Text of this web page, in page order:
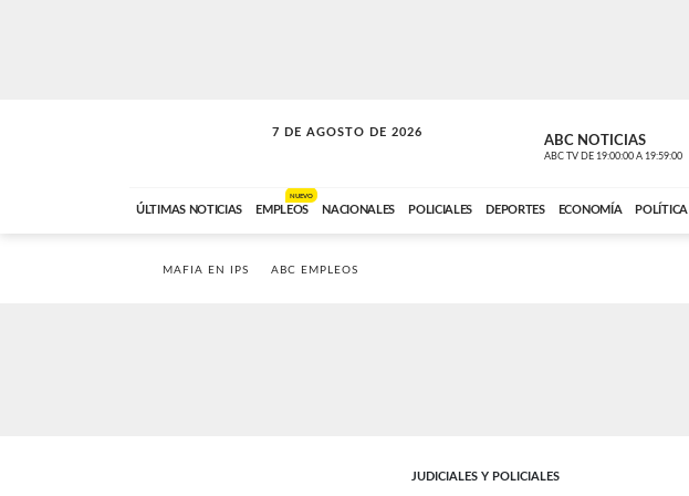
7 DE AGOSTO DE 2026
SOLO MÚSICA ABC NOTICIAS
ABC TV DE 19:00:00 A 19:59:00
ÚLTIMAS NOTICIAS EMPLEOS
NUEVO
NACIONALES POLICIALES DEPORTES ECONOMÍA POLÍTICA
MAFIA EN IPS ABC EMPLEOS
JUDICIALES Y POLICIALES